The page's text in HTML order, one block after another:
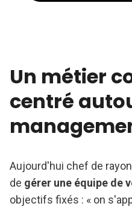
Un métier
centré
Aujourd'hui chef de
de gérer une équipe de
objectifs fixés : « on